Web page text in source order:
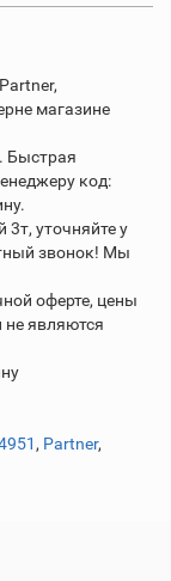
магазине
Быстрая
код:
уточняйте у
звонок! Мы
оферте, цены
не являются
, Partner,